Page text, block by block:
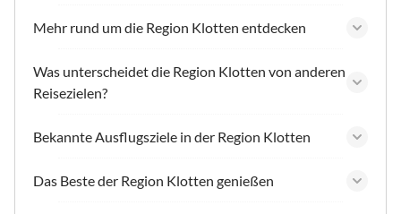
Mehr rund um die Region Klotten entdecken
Was unterscheidet die Region Klotten von anderen
Reisezielen?
Bekannte Ausflugsziele in der Region Klotten
Das Beste der Region Klotten genießen